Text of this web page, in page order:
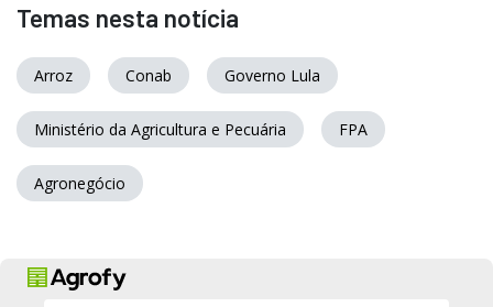
Temas nesta notícia
Arroz Conab Governo Lula
Ministério da Agricultura e Pecuária FPA
Agronegócio